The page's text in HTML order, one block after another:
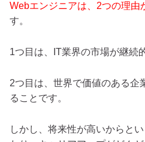
Webエンジニアは、2つの理由
す。
1つ目は、IT業界の市場が継続
2つ目は、世界で価値のある企
ることです。
しかし、将来性が高いからと